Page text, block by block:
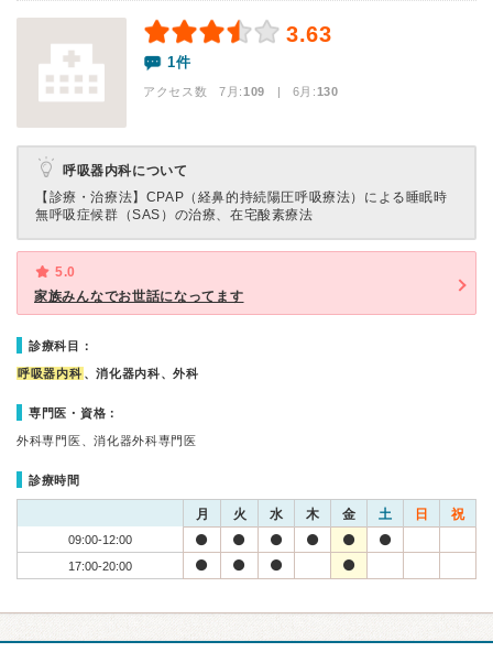
3.63
1件
アクセス数 7月:109 | 6月:130
呼吸器内科について
【診療・治療法】 CPAP（経鼻的持続陽圧呼吸療法）による睡眠時
無呼吸症候群（SAS）の治療、在宅酸素療法
5.0
家族みんなでお世話になってます
診療科目：
呼吸器内科 、消化器内科、外科
専門医・資格：
外科専門医、消化器外科専門医
診療時間
月 火 水 木 金 土 日 祝
09:00-12:00
17:00-20:00